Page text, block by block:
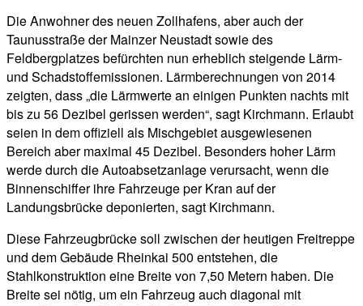
Die Anwohner des neuen Zollhafens, aber auch der
Taunusstraße der Mainzer Neustadt sowie des
Feldbergplatzes befürchten nun erheblich steigende Lärm-
und Schadstoffemissionen. Lärmberechnungen von 2014
zeigten, dass „die Lärmwerte an einigen Punkten nachts mit
bis zu 56 Dezibel gerissen werden“, sagt Kirchmann. Erlaubt
seien in dem offiziell als Mischgebiet ausgewiesenen
Bereich aber maximal 45 Dezibel. Besonders hoher Lärm
werde durch die Autoabsetzanlage verursacht, wenn die
Binnenschiffer ihre Fahrzeuge per Kran auf der
Landungsbrücke deponierten, sagt Kirchmann.
Diese Fahrzeugbrücke soll zwischen der heutigen Freitreppe
und dem Gebäude Rheinkai 500 entstehen, die
Stahlkonstruktion eine Breite von 7,50 Metern haben. Die
Breite sei nötig, um ein Fahrzeug auch diagonal mit